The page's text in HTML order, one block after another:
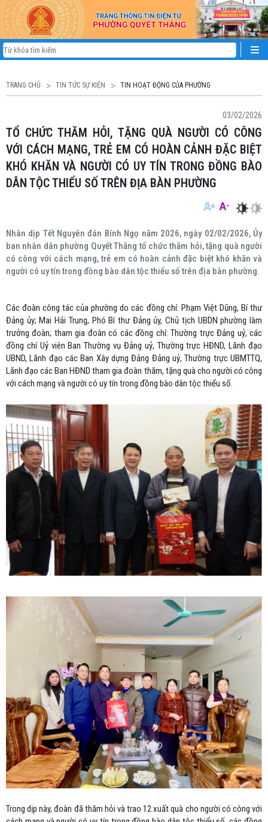
TRANG CHỦ TIN TỨC SỰ KIỆN TIN HOẠT ĐỘNG CỦA PHƯỜNG
03/02/2026
TỔ CHỨC THĂM HỎI, TẶNG QUÀ NGƯỜI CÓ CÔNG
VỚI CÁCH MẠNG, TRẺ EM CÓ HOÀN CẢNH ĐẶC BIỆT
KHÓ KHĂN VÀ NGƯỜI CÓ UY TÍN TRONG ĐỒNG BÀO
DÂN TỘC THIỂU SỐ TRÊN ĐỊA BÀN PHƯỜNG
Nhân dịp Tết Nguyên đán Bính Ngọ năm 2026, ngày 02/02/2026, Ủy
ban nhân dân phường Quyết Thắng tổ chức thăm hỏi, tặng quà người
có công với cách mạng, trẻ em có hoàn cảnh đặc biệt khó khăn và
người có uy tín trong đồng bào dân tộc thiểu số trên địa bàn phường.
Các đoàn công tác của phường do các đồng chí: Phạm Việt Dũng, Bí thư
Đảng ủy; Mai Hải Trung, Phó Bí thư Đảng ủy, Chủ tịch UBDN phường làm
trưởng đoàn; tham gia đoàn có các đồng chí: Thường trực Đảng uỷ, các
đồng chí Uỷ viên Ban Thường vụ Đảng uỷ, Thường trực HĐND, Lãnh đạo
UBND, Lãnh đạo các Ban Xây dựng Đảng Đảng uỷ, Thường trực UBMTTQ,
Lãnh đạo các Ban HĐND tham gia đoàn thăm, tặng quà cho người có công
với cách mạng và người có uy tín trong đồng bào dân tộc thiểu số.
Trong dịp này, đoàn đã thăm hỏi và trao 12 xuất quà cho người có công với